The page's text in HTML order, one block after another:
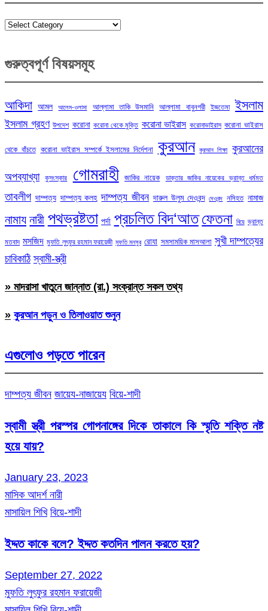
Categories
গুরুত্বপূর্ণ বিষয়সমূহ
আকিদা আমল আলেম-ওলামা আল্লামা তাকি উসমানি আল্লামা বাবুনগরী ইজতেমা ইসলাম
ইসলাম গ্রহণ উপদেশ করোনা করোনা থেকে মুক্তি করোনা ভাইরাস করোনাভাইরাস করোনা ভাইরাস
থেকে বাঁচতে করোনা ভাইরাস সম্পর্কে ইসলামের নির্দেশনা কুরআন কুরআন শিক্ষা কুরআনের
অপব্যাখ্যা কুসংস্কার গোমরাহী জাকির নায়েক ডাক্তার জাকির নায়েকের ভ্রান্ত ধর্মমত
তাবলীগ দাম্পত্য দাম্পত্য কলহ দাম্পত্য জীবন দারুল উলুম দেওবন্দ দেওবন্দ নসিহত নামাজ
নামায নারী পথভ্রষ্টতা পর্দা প্রচলিত বিদ‘আত ফেতনা বিয়ে ভ্রান্ত
মতবাদ মসজিদ মুফতি লুৎফুর রহমান ফরায়েজী মুফতি মনসুর রোযা সমসাময়িক মাসআলা সুখী দাম্পত্যের
চাবিকাঠি স্বামী-স্ত্রী
» মাদরাসা খাতুনে জান্নাত (রা.) সংক্রান্ত সকল তথ্য
» কুরআন পড়ুন ও তিলাওয়াত শুনুন
এগুলোও পড়তে পারেন
দাম্পত্য জীবন জায়েয-নাজায়েয বিয়ে-শাদী
স্বামী স্ত্রী পরস্পর গোপনাঙ্গের দিকে তাকালে কি স্মৃতি শক্তি নষ্ট
হয়ে যায়?
January 23, 2023
মাসিক আদর্শ নারী
মাসায়িল শিখি বিয়ে-শাদী
ইদ্দত কাকে বলে? ইদ্দত কতদিন পালন করতে হয়?
September 27, 2022
মুফতি লুৎফুর রহমান ফরায়েজী